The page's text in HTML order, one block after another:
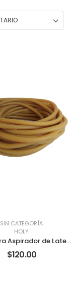
SIN CATEGORÍA
HOLY
Tubo para Aspirador de Latex Holy
$120.00